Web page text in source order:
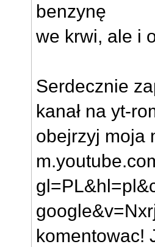
benzynę
we krwi, ale i
Serdecznie
kanał na yt-
obejrzyj moja
komentowac!